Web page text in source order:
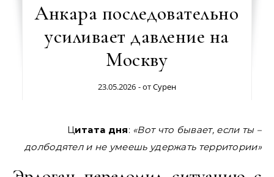
Анкара последовательно
усиливает давление на
Москву
23.05.2026 - отСурен
Цитата дня: «Вот что бывает, если ты –
долбодятел и не умеешь удержать территории»